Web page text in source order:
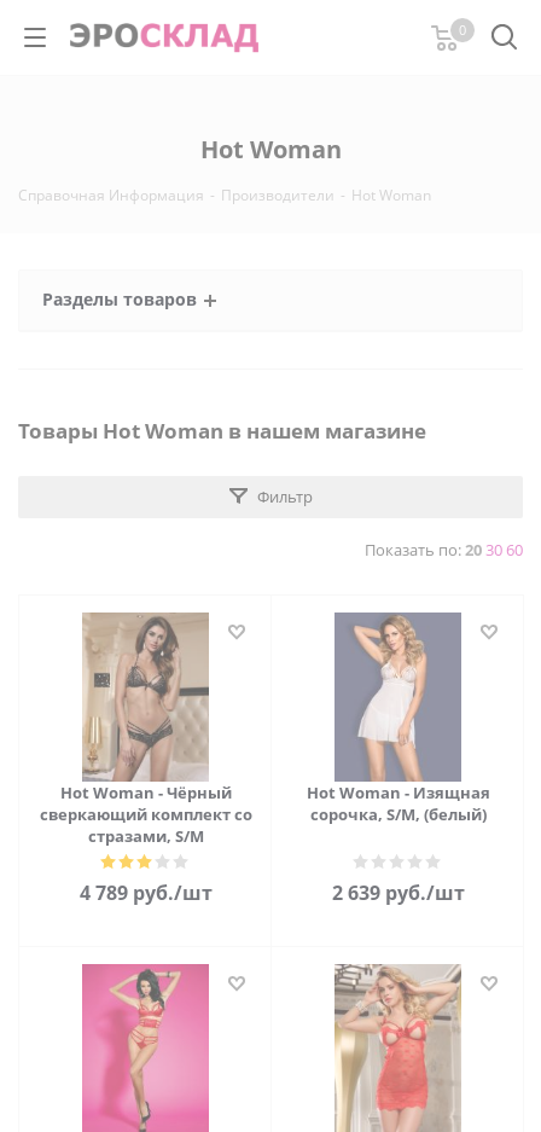
0
Hot Woman
Справочная Информация - Производители - Hot Woman
Разделы товаров
Товары Hot Woman в нашем магазине
Фильтр
Показать по:203060
Hot Woman - Чёрный
сверкающий комплект со
стразами, S/M
4 789 руб./шт
Hot Woman - Изящная
сорочка, S/M, (белый)
2 639 руб./шт